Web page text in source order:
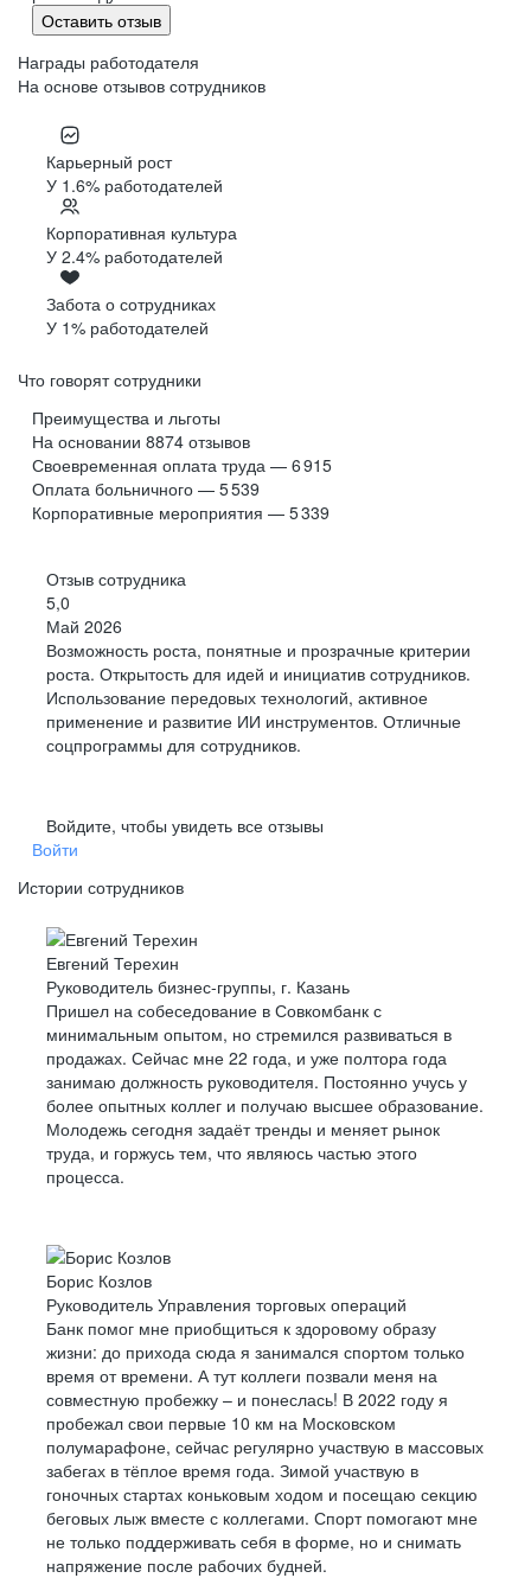
Оставить отзыв
Награды работодателя
На основе отзывов сотрудников
Карьерный рост
У 1.6% работодателей
Корпоративная культура
У 2.4% работодателей
Забота о сотрудниках
У 1% работодателей
Что говорят сотрудники
Преимущества и льготы
На основании 8874 отзывов
Своевременная оплата труда — 6 915
Оплата больничного — 5 539
Корпоративные мероприятия — 5 339
Отзыв сотрудника
5,0
Май 2026
Возможность роста, понятные и прозрачные критерии
роста. Открытость для идей и инициатив сотрудников.
Использование передовых технологий, активное
применение и развитие ИИ инструментов. Отличные
соцпрограммы для сотрудников.
Войдите, чтобы увидеть все отзывы
Войти
Истории сотрудников
Евгений Терехин
Руководитель бизнес-группы, г. Казань
Пришел на собеседование в Совкомбанк с
минимальным опытом, но стремился развиваться в
продажах. Сейчас мне 22 года, и уже полтора года
занимаю должность руководителя. Постоянно учусь у
более опытных коллег и получаю высшее образование.
Молодежь сегодня задаёт тренды и меняет рынок
труда, и горжусь тем, что являюсь частью этого
процесса.
Борис Козлов
Руководитель Управления торговых операций
Банк помог мне приобщиться к здоровому образу
жизни: до прихода сюда я занимался спортом только
время от времени. А тут коллеги позвали меня на
совместную пробежку – и понеслась! В 2022 году я
пробежал свои первые 10 км на Московском
полумарафоне, сейчас регулярно участвую в массовых
забегах в тёплое время года. Зимой участвую в
гоночных стартах коньковым ходом и посещаю секцию
беговых лыж вместе с коллегами. Спорт помогают мне
не только поддерживать себя в форме, но и снимать
напряжение после рабочих будней.